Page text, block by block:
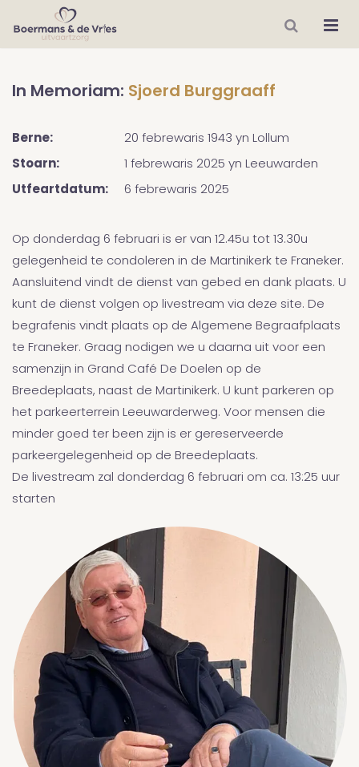
In Memoriam: Sjoerd Burggraaff
Berne: 20 febrewaris 1943 yn Lollum
Stoarn: 1 febrewaris 2025 yn Leeuwarden
Utfeartdatum: 6 febrewaris 2025
Op donderdag 6 februari is er van 12.45u tot 13.30u
gelegenheid te condoleren in de Martinikerk te Franeker.
Aansluitend vindt de dienst van gebed en dank plaats. U
kunt de dienst volgen op livestream via deze site. De
begrafenis vindt plaats op de Algemene Begraafplaats
te Franeker. Graag nodigen we u daarna uit voor een
samenzijn in Grand Café De Doelen op de
Breedeplaats, naast de Martinikerk. U kunt parkeren op
het parkeerterrein Leeuwarderweg. Voor mensen die
minder goed ter been zijn is er gereserveerde
parkeergelegenheid op de Breedeplaats.
De livestream zal donderdag 6 februari om ca. 13:25 uur
starten